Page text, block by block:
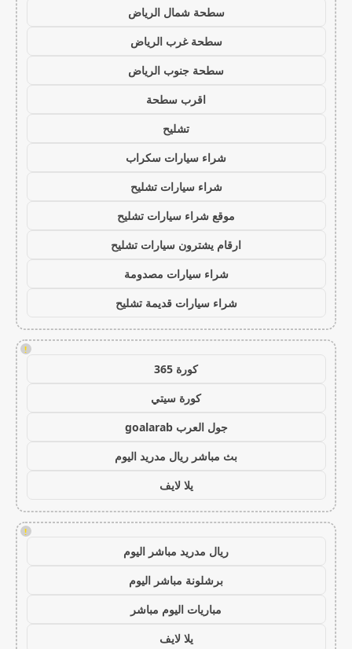
سطحة شمال الرياض
سطحة غرب الرياض
سطحة جنوب الرياض
اقرب سطحة
تشليح
شراء سيارات سكراب
شراء سيارات تشليح
موقع شراء سيارات تشليح
ارقام يشترون سيارات تشليح
شراء سيارات مصدومة
شراء سيارات قديمة تشليح
!
كورة 365
كورة سيتي
جول العرب goalarab
بث مباشر ريال مدريد اليوم
يلا لايف
!
ريال مدريد مباشر اليوم
برشلونة مباشر اليوم
مباريات اليوم مباشر
يلا لايف